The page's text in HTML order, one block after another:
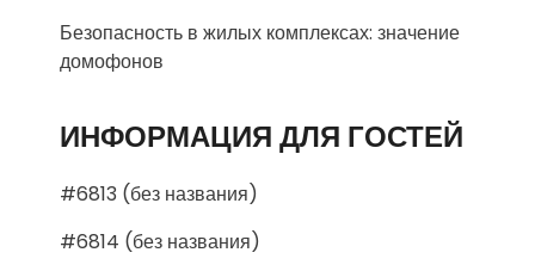
Безопасность в жилых комплексах: значение
домофонов
ИНФОРМАЦИЯ ДЛЯ ГОСТЕЙ
#6813 (без названия)
#6814 (без названия)